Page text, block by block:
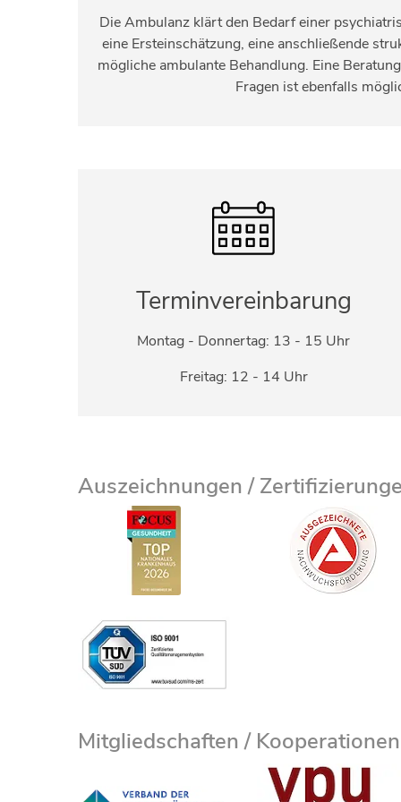
Die Ambulanz klärt den Bedarf einer
eine Ersteinschätzung, eine anschließende
mögliche ambulante Behandlung. Eine
Fragen ist ebenfalls
Terminvereinbarung
Montag - Donnertag: 13 - 15 Uhr
Freitag: 12 - 14 Uhr
Auszeichnungen /
Mitgliedschaften / Kooperationen